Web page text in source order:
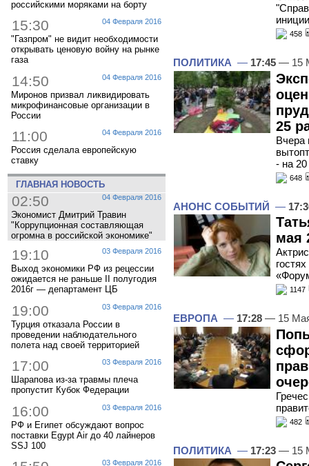
российскими моряками на борту
04 Февраля 2016
15:30
"Газпром" не видит необходимости
открывать ценовую войну на рынке
газа
04 Февраля 2016
14:50
Миронов призвал ликвидировать
микрофинансовые организации в
России
04 Февраля 2016
11:00
Россия сделала европейскую
ставку
ГЛАВНАЯ НОВОСТЬ
04 Февраля 2016
02:50
Экономист Дмитрий Травин
"Коррупционная составляющая
огромна в российской экономике"
03 Февраля 2016
19:10
Выход экономики РФ из рецессии
ожидается не раньше II полугодия
2016г — департамент ЦБ
03 Февраля 2016
19:00
Турция отказала России в
проведении наблюдательного
полета над своей территорией
03 Февраля 2016
17:00
Шарапова из-за травмы плеча
пропустит Кубок Федерации
03 Февраля 2016
16:00
РФ и Египет обсуждают вопрос
поставки Egypt Air до 40 лайнеров
SSJ 100
03 Февраля 2016
458
ПОЛИТИКА — 17:45 — 15
25
Вчера
- на
648
АНОНС СОБЫТИЙ —
мая
1147
ЕВРОПА — 17:28 — 15
482
ПОЛИТИКА — 17:23 — 15